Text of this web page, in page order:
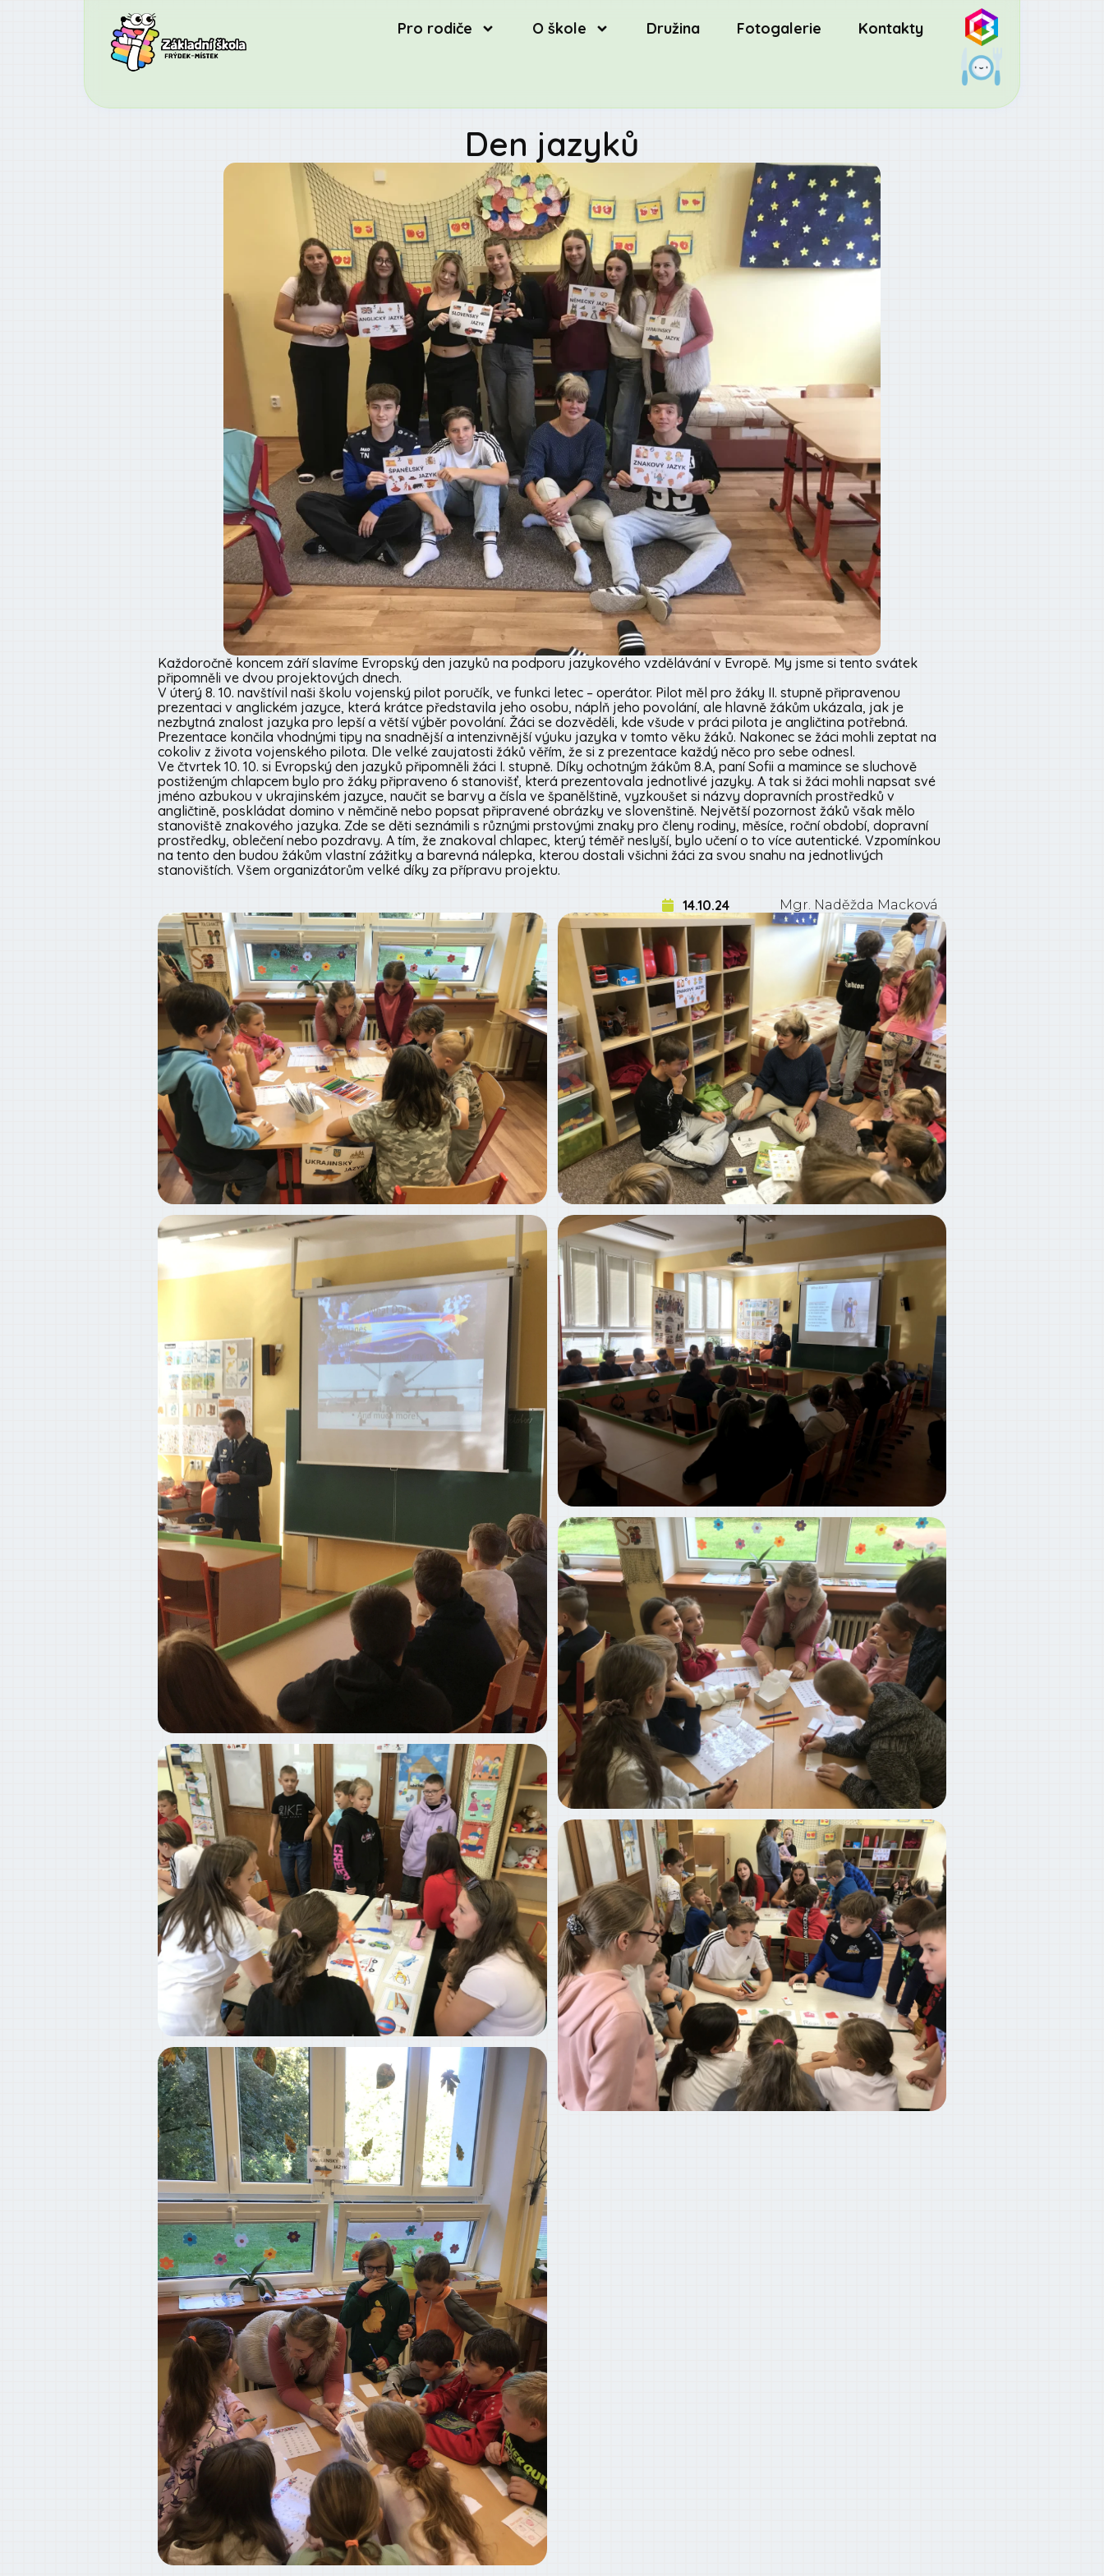
Pro rodiče O škole Družina Fotogalerie Kontakty
Den jazyků
Každoročně koncem září slavíme Evropský den jazyků na podporu jazykového vzdělávání v Evropě. My jsme si tento svátek
připomněli ve dvou projektových dnech.
V úterý 8. 10. navštívil naši školu vojenský pilot poručík, ve funkci letec – operátor. Pilot měl pro žáky II. stupně připravenou
prezentaci v anglickém jazyce, která krátce představila jeho osobu, náplň jeho povolání, ale hlavně žákům ukázala, jak je
nezbytná znalost jazyka pro lepší a větší výběr povolání. Žáci se dozvěděli, kde všude v práci pilota je angličtina potřebná.
Prezentace končila vhodnými tipy na snadnější a intenzivnější výuku jazyka v tomto věku žáků. Nakonec se žáci mohli zeptat na
cokoliv z života vojenského pilota. Dle velké zaujatosti žáků věřím, že si z prezentace každý něco pro sebe odnesl.
Ve čtvrtek 10. 10. si Evropský den jazyků připomněli žáci I. stupně. Díky ochotným žákům 8.A, paní Sofii a mamince se sluchově
postiženým chlapcem bylo pro žáky připraveno 6 stanovišť, která prezentovala jednotlivé jazyky. A tak si žáci mohli napsat své
jméno azbukou v ukrajinském jazyce, naučit se barvy a čísla ve španělštině, vyzkoušet si názvy dopravních prostředků v
angličtině, poskládat domino v němčině nebo popsat připravené obrázky ve slovenštině. Největší pozornost žáků však mělo
stanoviště znakového jazyka. Zde se děti seznámili s různými prstovými znaky pro členy rodiny, měsíce, roční období, dopravní
prostředky, oblečení nebo pozdravy. A tím, že znakoval chlapec, který téměř neslyší, bylo učení o to více autentické. Vzpomínkou
na tento den budou žákům vlastní zážitky a barevná nálepka, kterou dostali všichni žáci za svou snahu na jednotlivých
stanovištích. Všem organizátorům velké díky za přípravu projektu.
14.10.24 Mgr. Naděžda Macková